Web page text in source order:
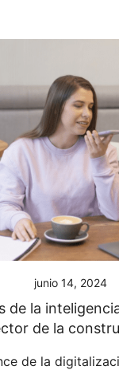
junio 14, 2024
de la
de la
de la